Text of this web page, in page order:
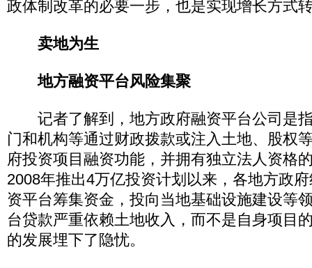
政体制改革的必要一步，也是实现增长方式
卖地为生
地方融资平台风险集聚
记者了解到，地方政府融资平台公司是
门和机构等通过财政拨款或注入土地、股权
府投资项目融资功能，并拥有独立法人资格
2008年推出4万亿投资计划以来，各地方政
资平台筹集资金，投向当地基础设施建设等
台贷款严重依赖土地收入，而不是自身项目
的发展埋下了隐忧。